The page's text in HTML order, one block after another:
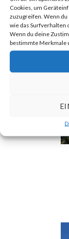
Cookies, um
zuzugreifen. Wenn
wie das Surfverhalten
Wenn du deine
bestimmte Merkmale